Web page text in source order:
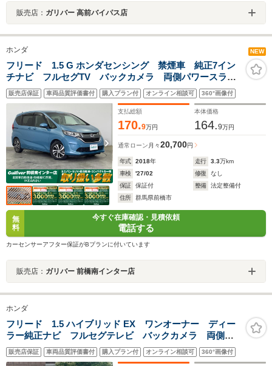
販売店： ガリバー 高前バイパス店
ホンダ NEW
フリード 1.5 G ホンダセンシング 禁煙車 純正7イン
チナビ フルセグTV バックカメラ 両側パワースライ
ドドア 追従クルーズコントロール アイドリングスト
ップ機能 ハーフレザーシート スマートキー LEDオ
ートライト ETC
販売店保証 車両品質評価書付 購入プラン付 オンライン相談可 360°画像付
支払総額
170.9万円
本体価格
164.9万円
通常ローン 月々20,700円
年式 2018年 走行 3.3万km
車検
'27/02 修復
なし
保証
保証付 整備
法定整備付
住所
群馬県前橋市
無
料
今すぐ在庫確認・見積依頼
電話する
カーセンサーアフター保証がBプランに付いています
販売店： ガリバー 前橋南インター店
ホンダ
フリード 1.5 ハイブリッド EX ワンオーナー ディー
ラー純正ナビ フルセグテレビ バックカメラ 両側パ
ワースライドドア 純正フロアマット 社外アルミホイ
ール 純正LED ビルトインETC Bluetooth クルー
販売店保証 車両品質評価書付 購入プラン付 オンライン相談可 360°画像付